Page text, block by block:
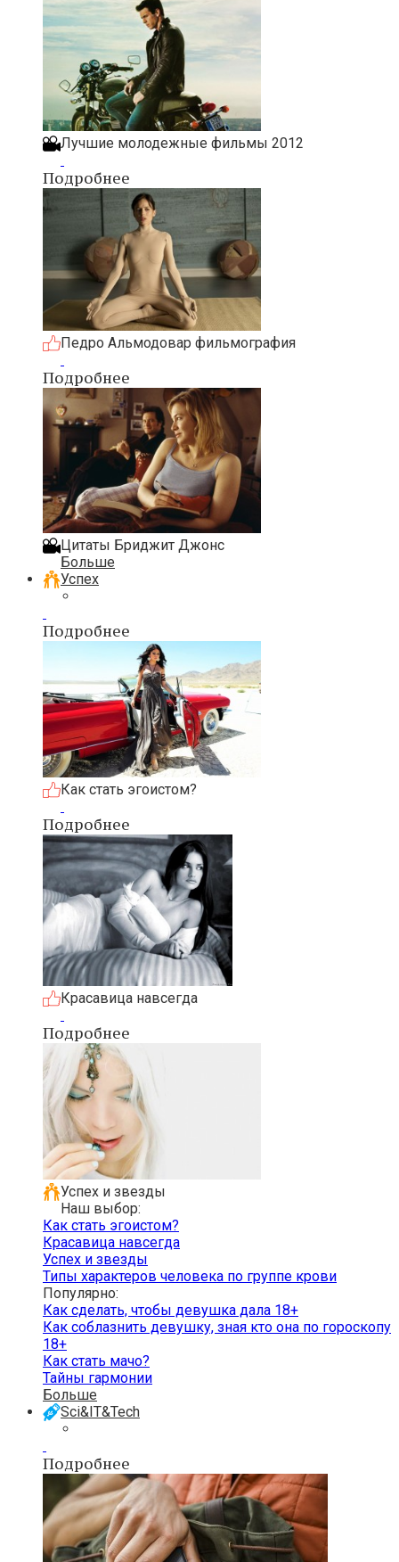
Лучшие молодежные фильмы 2012
Подробнее
Педро Альмодовар фильмография
Подробнее
Цитаты Бриджит Джонс
Больше
Успех
Подробнее
Как стать эгоистом?
Подробнее
Красавица навсегда
Подробнее
Успех и звезды
Наш выбор:
Как стать эгоистом?
Красавица навсегда
Успех и звезды
Типы характеров человека по группе крови
Популярно:
Как сделать, чтобы девушка дала 18+
Как соблазнить девушку, зная кто она по гороскопу
18+
Как стать мачо?
Тайны гармонии
Больше
Sci&IT&Tech
Подробнее